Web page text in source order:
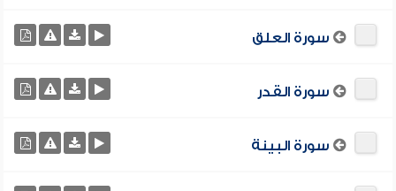
سورة العلق
سورة القدر
سورة البينة